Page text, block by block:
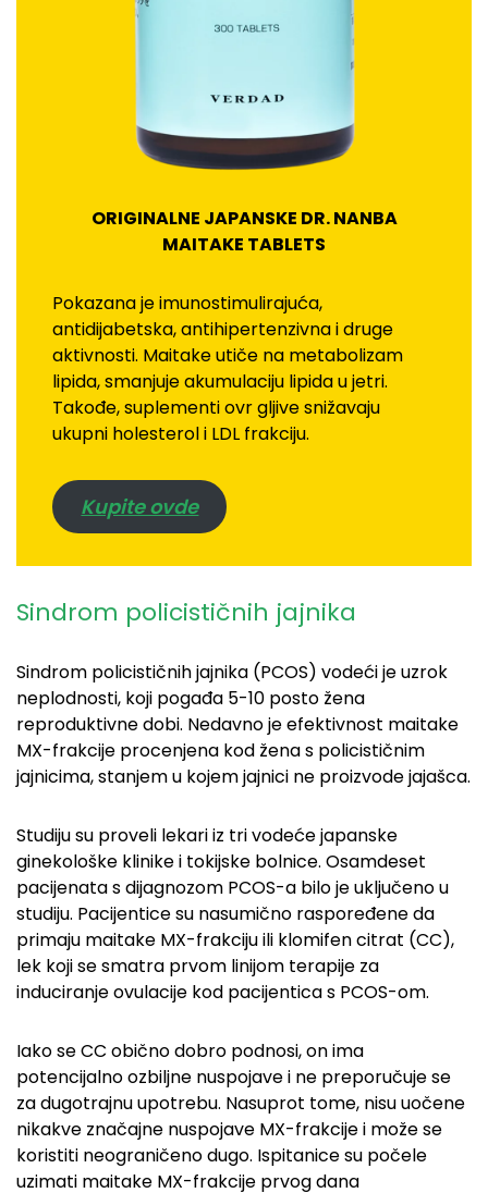
ORIGINALNE JAPANSKE DR. NANBA
MAITAKE TABLETS
Pokazana je imunostimulirajuća,
antidijabetska, antihipertenzivna i druge
aktivnosti. Maitake utiče na metabolizam
lipida, smanjuje akumulaciju lipida u jetri.
Takođe, suplementi ovr gljive snižavaju
ukupni holesterol i LDL frakciju.
Kupite ovde
Sindrom policističnih jajnika
Sindrom policističnih jajnika (PCOS) vodeći je uzrok
neplodnosti, koji pogađa 5-10 posto žena
reproduktivne dobi. Nedavno je efektivnost maitake
MX-frakcije procenjena kod žena s policističnim
jajnicima, stanjem u kojem jajnici ne proizvode jajašca.
Studiju su proveli lekari iz tri vodeće japanske
ginekološke klinike i tokijske bolnice. Osamdeset
pacijenata s dijagnozom PCOS-a bilo je uključeno u
studiju. Pacijentice su nasumično raspoređene da
primaju maitake MX-frakciju ili klomifen citrat (CC),
lek koji se smatra prvom linijom terapije za
induciranje ovulacije kod pacijentica s PCOS-om.
Iako se CC obično dobro podnosi, on ima
potencijalno ozbiljne nuspojave i ne preporučuje se
za dugotrajnu upotrebu. Nasuprot tome, nisu uočene
nikakve značajne nuspojave MX-frakcije i može se
koristiti neograničeno dugo. Ispitanice su počele
uzimati maitake MX-frakcije prvog dana